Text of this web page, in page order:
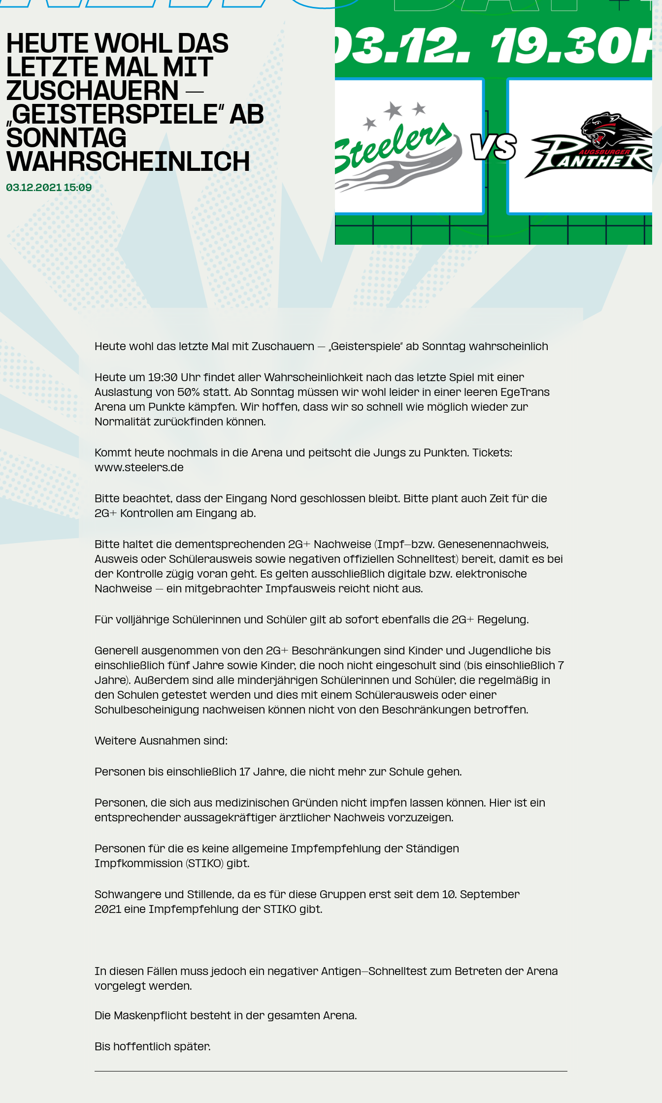
HEUTE WOHL DAS
LETZTE MAL MIT
ZUSCHAUERN –
„GEISTERSPIELE“ AB
SONNTAG
WAHRSCHEINLICH
03.12.2021 15:09
Heute wohl das letzte Mal mit Zuschauern – „Geisterspiele“ ab Sonntag wahrscheinlich
Heute um 19:30 Uhr findet aller Wahrscheinlichkeit nach das letzte Spiel mit einer
Auslastung von 50% statt. Ab Sonntag müssen wir wohl leider in einer leeren EgeTrans
Arena um Punkte kämpfen. Wir hoffen, dass wir so schnell wie möglich wieder zur
Normalität zurückfinden können.
Kommt heute nochmals in die Arena und peitscht die Jungs zu Punkten. Tickets:
www.steelers.de
Bitte beachtet, dass der Eingang Nord geschlossen bleibt. Bitte plant auch Zeit für die
2G+ Kontrollen am Eingang ab.
Bitte haltet die dementsprechenden 2G+ Nachweise (Impf-bzw. Genesenennachweis,
Ausweis oder Schülerausweis sowie negativen offiziellen Schnelltest) bereit, damit es bei
der Kontrolle zügig voran geht. Es gelten ausschließlich digitale bzw. elektronische
Nachweise – ein mitgebrachter Impfausweis reicht nicht aus.
Für volljährige Schülerinnen und Schüler gilt ab sofort ebenfalls die 2G+ Regelung.
Generell ausgenommen von den 2G+ Beschränkungen sind Kinder und Jugendliche bis
einschließlich fünf Jahre sowie Kinder, die noch nicht eingeschult sind (bis einschließlich 7
Jahre). Außerdem sind alle minderjährigen Schülerinnen und Schüler, die regelmäßig in
den Schulen getestet werden und dies mit einem Schülerausweis oder einer
Schulbescheinigung nachweisen können nicht von den Beschränkungen betroffen.
Weitere Ausnahmen sind:
Personen bis einschließlich 17 Jahre, die nicht mehr zur Schule gehen.
Personen, die sich aus medizinischen Gründen nicht impfen lassen können. Hier ist ein
entsprechender aussagekräftiger ärztlicher Nachweis vorzuzeigen.
Personen für die es keine allgemeine Impfempfehlung der Ständigen
Impfkommission (STIKO) gibt.
Schwangere und Stillende, da es für diese Gruppen erst seit dem 10. September
2021 eine Impfempfehlung der STIKO gibt.
In diesen Fällen muss jedoch ein negativer Antigen-Schnelltest zum Betreten der Arena
vorgelegt werden.
Die Maskenpflicht besteht in der gesamten Arena.
Bis hoffentlich später.